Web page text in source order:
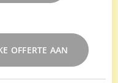
OFFERTE AAN